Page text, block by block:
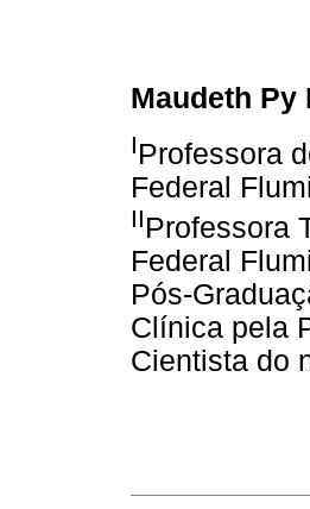
Maudeth Py
IProfessora
Federal
IIProfessora
Federal
Pós-
Clínica pela
Cientista do